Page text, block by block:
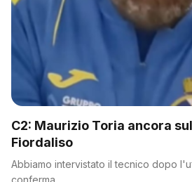
C2: Maurizio Toria ancora
Fiordaliso
Abbiamo intervistato il tecnico dopo